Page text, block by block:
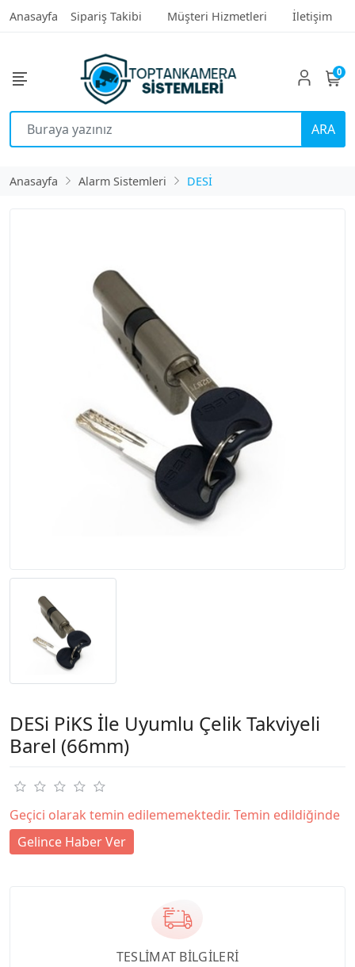
Anasayfa Sipariş Takibi Müşteri Hizmetleri İletişim
ARA
0
Anasayfa Alarm Sistemleri DESİ
DESi PiKS İle Uyumlu Çelik Takviyeli
Barel (66mm)
Geçici olarak temin edilememektedir. Temin edildiğinde
Gelince Haber Ver
TESLİMAT BİLGİLERİ